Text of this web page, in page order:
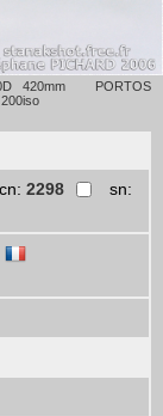
420mm
PORTOS
cn: 2298
sn: